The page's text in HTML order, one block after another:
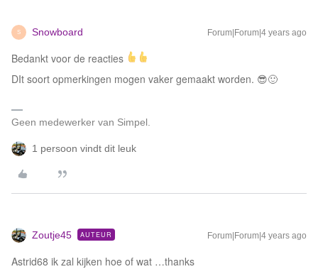
S Snowboard Forum|Forum|4 years ago
Bedankt voor de reacties
DIt soort opmerkingen mogen vaker gemaakt worden. 😎🙂
Geen medewerker van Simpel.
1 persoon vindt dit leuk
Zoutje45 AUTEUR Forum|Forum|4 years ago
Astrid68 ik zal kijken hoe of wat …thanks